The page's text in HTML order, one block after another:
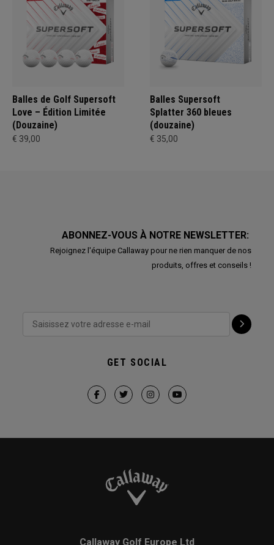
Balles de Golf Supersoft
Love – Édition Limitée
(Douzaine)
€ 39,00
Balles Supersoft
Splatter 360 bleues
(douzaine)
€ 35,00
ABONNEZ-VOUS À NOTRE NEWSLETTER:
Rejoignez l'équipe Callaway pour ne rien manquer de nos
produits, offres et conseils !
GET SOCIAL
Callaway Golf Europe Ltd